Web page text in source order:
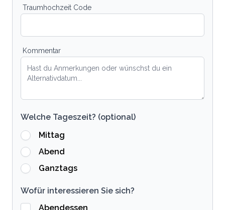
Traumhochzeit Code
Kommentar
Welche Tageszeit? (optional)
Mittag
Abend
Ganztags
Wofür interessieren Sie sich?
Abendessen